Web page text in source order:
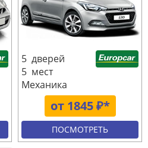
от 1845 ₽*
5 дверей
5 мест
Механика
ПОСМОТРЕТЬ